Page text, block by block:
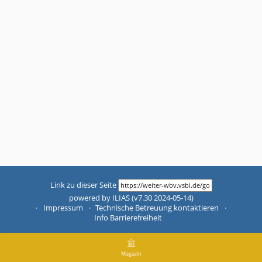
Magazin
Link zu dieser Seite
powered by ILIAS (v7.30 2024-05-14)
Impressum
Technische Betreuung kontaktieren
Info Barrierefreiheit